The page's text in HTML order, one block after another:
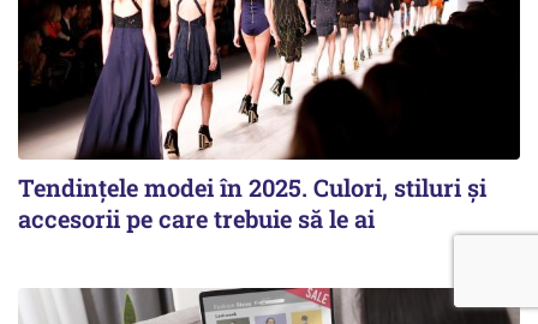
Tendințele modei în 2025. Culori, stiluri și
accesorii pe care trebuie să le ai